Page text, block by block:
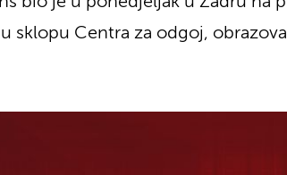
sklopu Centra za odgoj,